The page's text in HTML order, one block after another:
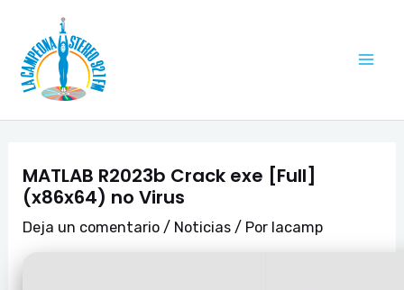
contenido
MATLAB R2023b Crack exe [Full]
(x86x64) no Virus
Deja un comentario / Noticias / Por lacamp
de
entradas